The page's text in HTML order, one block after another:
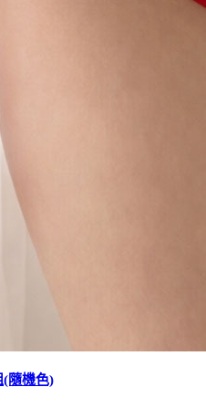
(隨機色)